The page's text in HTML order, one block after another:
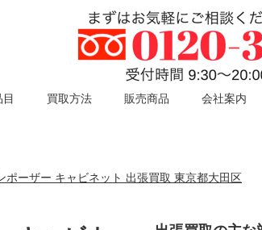
買取方法 販売商品 会社案内
ポーザー キャビネット 出張買取 東京都大田区